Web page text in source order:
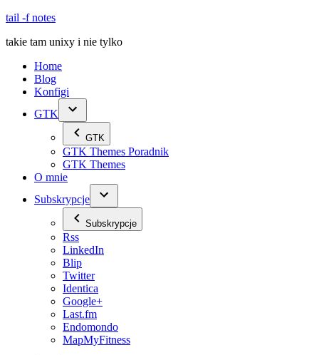
Skip
content
tail -f notes
takie tam unixy i nie tylko
Home
Blog
Konfigi
GTK
GTK
GTK Themes Poradnik
GTK Themes
O mnie
Subskrypcje
Subskrypcje
Rss
LinkedIn
Blip
Twitter
Identica
Google+
Last.fm
Endomondo
MapMyFitness